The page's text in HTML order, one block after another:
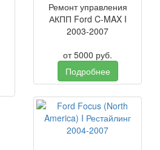
Ремонт управления
АКПП Ford C-MAX I
2003-2007
от5000 руб.
Подробнее